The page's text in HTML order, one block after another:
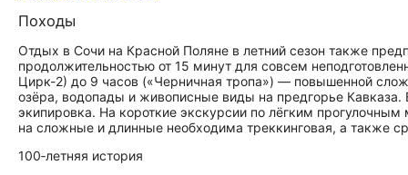
Походы
Отдых в Сочи на Красной Поляне в летний сезон также
продолжительностью от 15 минут для совсем
Цирк-2) до 9 часов («Черничная тропа») — повышенной
озёра, водопады и живописные виды на предгорье Кавказа.
экипировка. На короткие экскурсии по лёгким
на сложные и длинные необходима треккинговая, а также
100‑летняя история